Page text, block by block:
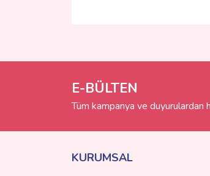
Ürün resmi kalitesiz, bozuk
Bu ürüne benzer farklı
E-BÜLTEN
Tüm kampanya ve
KURUMSAL